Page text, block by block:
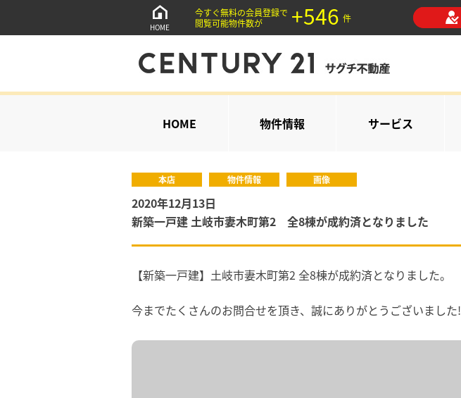
HOME
今すぐ無料の会員登録で
閲覧可能物件数が
+546 件
HOME 物件情報 サービス
本店 物件情報 画像
2020年12月13日
新築一戸建 土岐市妻木町第2 全8棟が成約済となりました
【新築一戸建】土岐市妻木町第2 全8棟が成約済となりました。
今までたくさんのお問合せを頂き、誠にありがとうございました!